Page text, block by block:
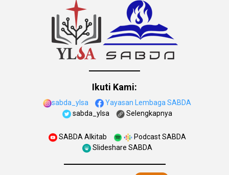
Ikuti Kami:
sabda_ylsa
Yayasan Lembaga SABDA
sabda_ylsa
Selengkapnya
SABDA Alkitab
Podcast SABDA
Slideshare SABDA